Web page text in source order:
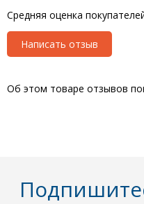
Средняя оценка
Написать отзыв
Об этом товаре отзывов